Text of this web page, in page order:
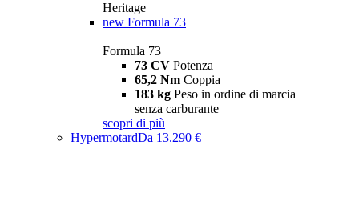
Heritage
new Formula 73
Formula 73
73 CV Potenza
65,2 Nm Coppia
183 kg Peso in ordine di marcia
senza carburante
scopri di più
HypermotardDa 13.290 €